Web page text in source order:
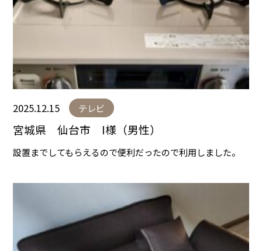
2025.12.15 テレビ
宮城県 仙台市 I様（男性）
設置までしてもらえるので便利だったので利用しました。